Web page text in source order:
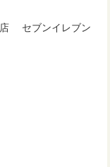
店 セブンイレブン